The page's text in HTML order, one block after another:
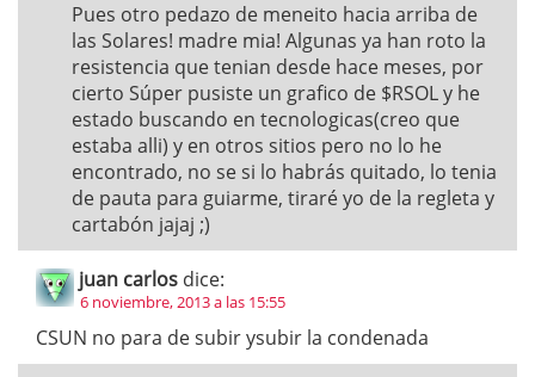
Pues otro pedazo de meneito hacia arriba de
las Solares! madre mia! Algunas ya han roto la
resistencia que tenian desde hace meses, por
cierto Súper pusiste un grafico de $RSOL y he
estado buscando en tecnologicas(creo que
estaba alli) y en otros sitios pero no lo he
encontrado, no se si lo habrás quitado, lo tenia
de pauta para guiarme, tiraré yo de la regleta y
cartabón jajaj ;)
juan carlos dice:
6 noviembre, 2013 a las 15:55
CSUN no para de subir ysubir la condenada